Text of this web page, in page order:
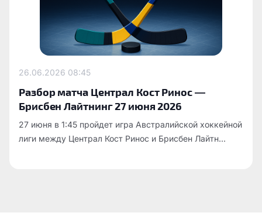
26.06.2026 08:45
Разбор матча Централ Кост Ринос —
Брисбен Лайтнинг 27 июня 2026
27 июня в 1:45 пройдет игра Австралийской хоккейной
лиги между Централ Кост Ринос и Брисбен Лайтн...